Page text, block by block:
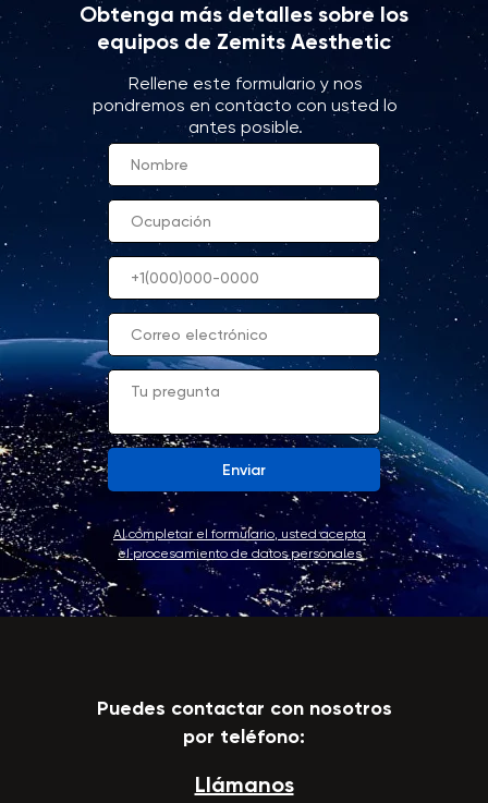
Obtenga más detalles sobre los
equipos de Zemits Aesthetic
Enviar
Rellene este formulario y nos
pondremos en contacto con usted lo
antes posible.
Al completar el formulario, usted acepta
el procesamiento de datos personales
Llámanos
Puedes contactar con nosotros
por teléfono: